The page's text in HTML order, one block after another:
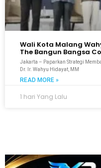
Wali Kota Malang
The Bangun Bangsa
Jakarta – Paparkan Strategi
Dr. Ir. Wahyu Hidayat, MM
READ MORE »
1 hari Yang Lalu